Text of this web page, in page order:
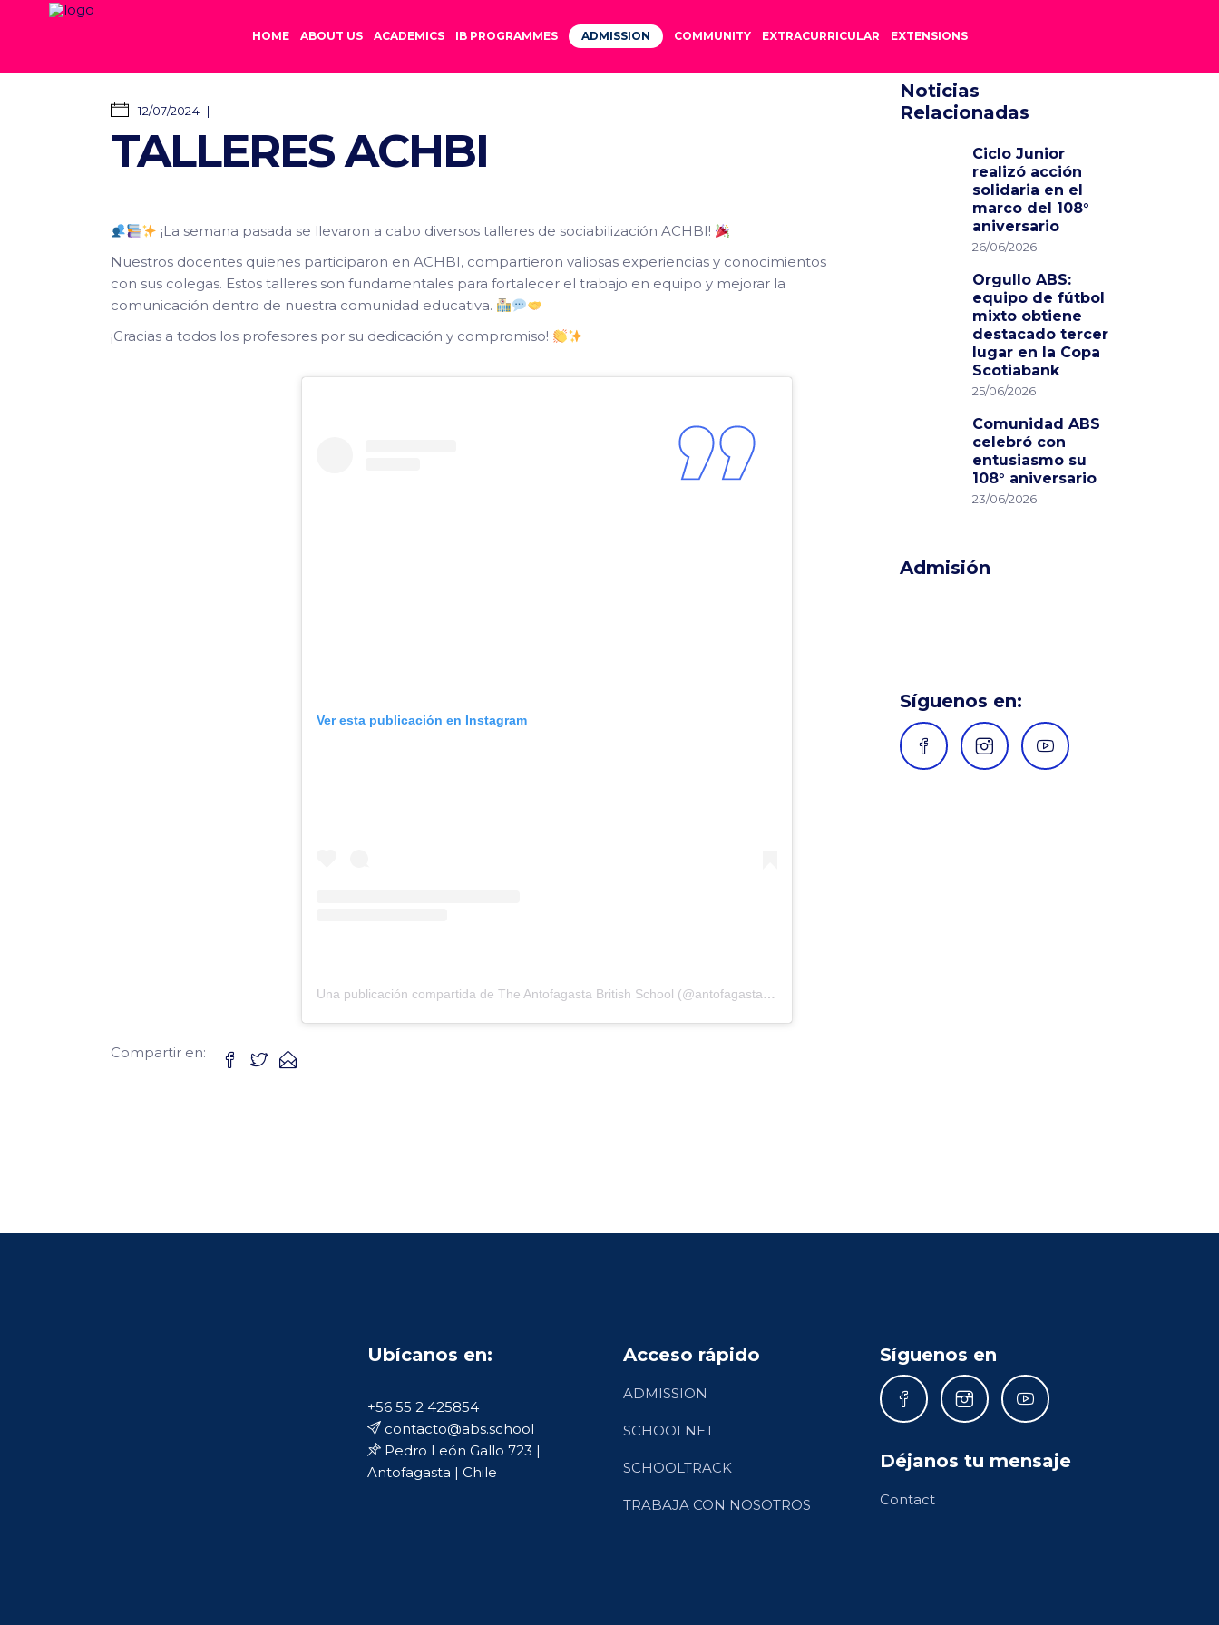
HOME ABOUT US ACADEMICS IB PROGRAMMES ADMISSION COMMUNITY EXTRACURRICULAR EXTENSIONS
12/07/2024
TALLERES ACHBI
¡La semana pasada se llevaron a cabo diversos talleres de sociabilización ACHBI!
Nuestros docentes quienes participaron en ACHBI, compartieron valiosas experiencias y conocimientos
con sus colegas. Estos talleres son fundamentales para fortalecer el trabajo en equipo y mejorar la
comunicación dentro de nuestra comunidad educativa.
¡Gracias a todos los profesores por su dedicación y compromiso!
Ver esta publicación en Instagram
Una publicación compartida de The Antofagasta British School (@antofagastabritishschool)
Compartir en:
Noticias
Relacionadas
Ciclo Junior
realizó acción
solidaria en el
marco del 108°
aniversario
26/06/2026
Orgullo ABS:
equipo de fútbol
mixto obtiene
destacado tercer
lugar en la Copa
Scotiabank
25/06/2026
Comunidad ABS
celebró con
entusiasmo su
108° aniversario
23/06/2026
Admisión
Síguenos en:
Ubícanos en:
+56 55 2 425854
contacto@abs.school
Pedro León Gallo 723 |
Antofagasta | Chile
Acceso rápido
ADMISSION
SCHOOLNET
SCHOOLTRACK
TRABAJA CON NOSOTROS
Síguenos en
Déjanos tu mensaje
Contact